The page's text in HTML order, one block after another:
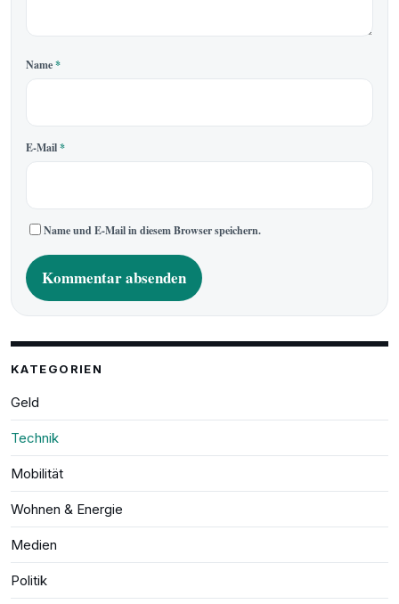
Name*
E-Mail*
Name und E-Mail in diesem Browser speichern.
t
r
a
t
i
v
e
KATEGORIEN
Geld
Technik
Mobilität
Wohnen & Energie
Medien
Politik